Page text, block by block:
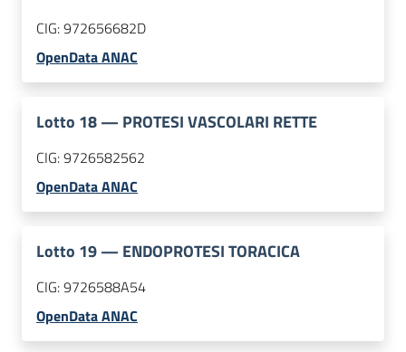
CIG:972656682D
OpenData ANAC
Lotto 18— PROTESI VASCOLARI RETTE
CIG:9726582562
OpenData ANAC
Lotto 19— ENDOPROTESI TORACICA
CIG:9726588A54
OpenData ANAC